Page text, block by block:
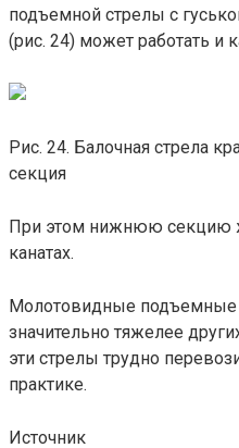
подъемной стрелы с
(рис. 24) может работать и
Рис. 24. Балочная стрела
секция
При этом нижнюю секцию
канатах.
Молотовидные подъемные
значительно тяжелее
эти стрелы трудно
практике.
Источник